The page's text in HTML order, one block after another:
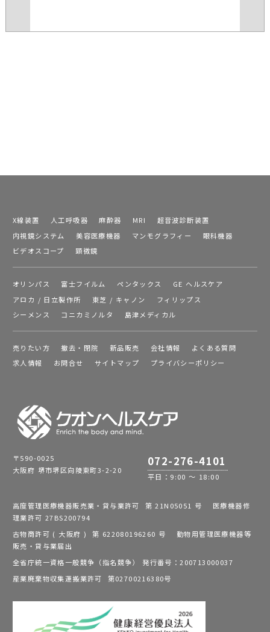
X線装置 人工呼吸器 麻酔器 MRI
超音波診断装置
内視鏡システム
美容医療機器 マンモグラフィー
眼科機器
ビデオスコープ
顕微鏡
オリンパス 富士フイルム ペンタックス
GE ヘルスケア
アロカ / 日立製作所
東芝 / キャノン
フィリップス
シーメンス
コニカミノルタ 島津メディカル
売りたい方 撤去・閉院 新品販売 会社情報
よくある質問
求人情報
お問合せ サイトマップ プライバシーポリシー
〒590-0025
大阪府 堺市堺区向陵東町3-2-20
072-276-4101
平日：9:00 ～ 18:00
高度管理医療機器販売業・貸与業許可 第 21N05051 号 医療機器修
理業許可 27BS200794
古物商許可 ( 大阪府 ) 第 622080196260 号 動物用管理医療機器等
販売・貸与業届出
全省庁統一資格一般競争（指名競争） 発行番号：200713000037
産業廃棄物収集運搬業許可 第02700216380号